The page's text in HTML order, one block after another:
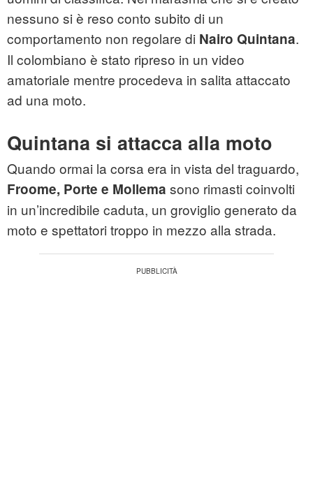
nessuno si è reso conto subito di un
comportamento non regolare di Nairo Quintana.
Il colombiano è stato ripreso in un video
amatoriale mentre procedeva in salita attaccato
ad una moto.
Quintana si attacca alla moto
Quando ormai la corsa era in vista del traguardo,
Froome, Porte e Mollema sono rimasti coinvolti
in un’incredibile caduta, un groviglio generato da
moto e spettatori troppo in mezzo alla strada.